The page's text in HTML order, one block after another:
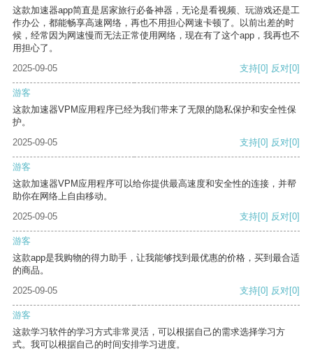
这款加速器app简直是居家旅行必备神器，无论是看视频、玩游戏还是工
作办公，都能畅享高速网络，再也不用担心网速卡顿了。以前出差的时
候，经常因为网速慢而无法正常使用网络，现在有了这个app，我再也不
用担心了。
2025-09-05
支持[0] 反对[0]
游客
这款加速器VPM应用程序已经为我们带来了无限的隐私保护和安全性保
护。
2025-09-05
支持[0] 反对[0]
游客
这款加速器VPM应用程序可以给你提供最高速度和安全性的连接，并帮
助你在网络上自由移动。
2025-09-05
支持[0] 反对[0]
游客
这款app是我购物的得力助手，让我能够找到最优惠的价格，买到最合适
的商品。
2025-09-05
支持[0] 反对[0]
游客
这款学习软件的学习方式非常灵活，可以根据自己的需求选择学习方
式。我可以根据自己的时间安排学习进度。